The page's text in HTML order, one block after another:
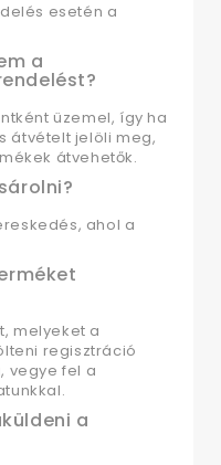
esetén a
a
üzemel, így ha
átvételt jelöli meg,
átvehetők.
ahol a
melyeket a
regisztráció
vegye fel a
a